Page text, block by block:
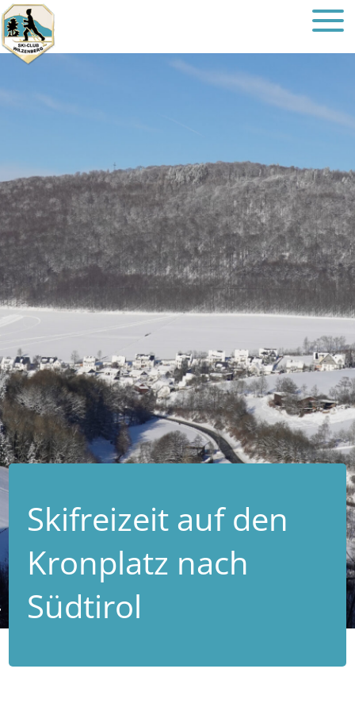
Skifreizeit auf den
Kronplatz nach
Südtirol